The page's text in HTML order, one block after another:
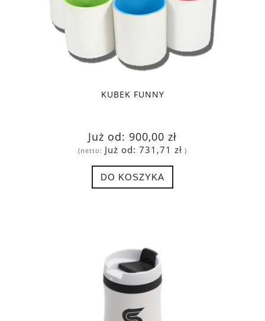
KUBEK FUNNY
Już od: 900,00 zł
(netto: Już od: 731,71 zł )
DO KOSZYKA